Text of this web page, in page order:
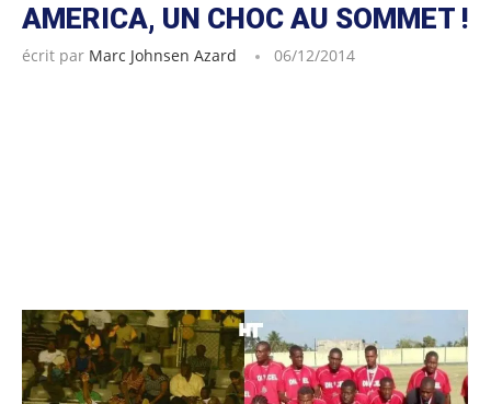
AMERICA, UN CHOC AU SOMMET !
écrit par Marc Johnsen Azard 06/12/2014